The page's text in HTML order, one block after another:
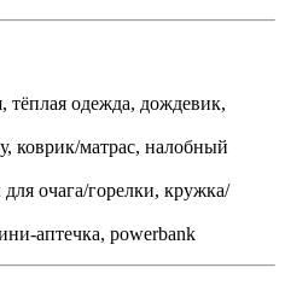
тёплая одежда, дождевик,
коврик/матрас, налобный
очага/горелки, кружка/
аптечка, powerbank